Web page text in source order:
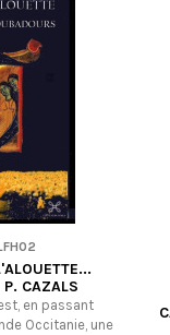
CAZALS
en passant
Occitanie, une